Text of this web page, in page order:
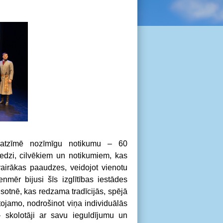
nozīmīgu notikumu – 60
cilvēkiem un notikumiem, kas
paaudzes, veidojot vienotu
bijusi šīs izglītības iestādes
kas redzama tradīcijās, spējā
nodrošinot viņa individuālās
ar savu ieguldījumu un